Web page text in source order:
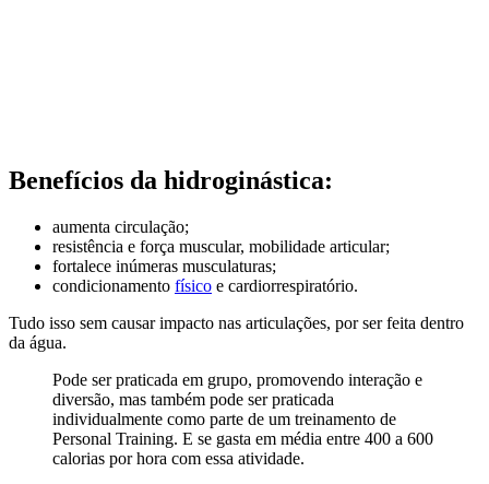
Benefícios da hidroginástica:
aumenta circulação;
resistência e força muscular, mobilidade articular;
fortalece inúmeras musculaturas;
condicionamento físico e cardiorrespiratório.
Tudo isso sem causar impacto nas articulações, por ser feita dentro
da água.
Pode ser praticada em grupo, promovendo interação e
diversão, mas também pode ser praticada
individualmente como parte de um treinamento de
Personal Training. E se gasta em média entre 400 a 600
calorias por hora com essa atividade.